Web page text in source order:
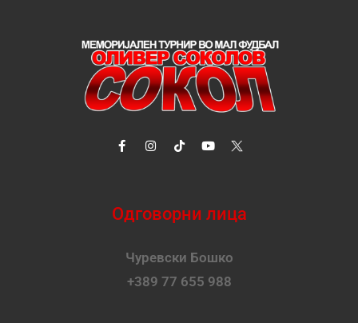
Одговорни лица
Чуревски Бошко
+389 77 655 988